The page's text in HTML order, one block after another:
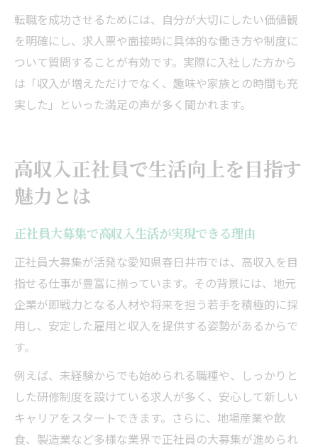
転職を成功させるためには、自分が大切にしたい価値観
を明確にし、求人票や面接時に具体的な働き方や制度に
ついて質問することが有効です。実際に入社した方から
は「収入が増えただけでなく、趣味や家族との時間も充
実した」といった満足の声が多く聞かれます。
高収入正社員で生活向上を目指す
魅力とは
正社員大募集で高収入生活が実現できる理由
正社員大募集が活発な愛知県春日井市では、高収入を目
指せる仕事が豊富に揃っています。その背景には、地元
企業が即戦力となる人材や将来を担う若手を積極的に採
用し、安定した雇用と収入を提供する姿勢があるからで
す。
例えば、未経験からでも始められる職種や、しっかりと
した研修制度を設けている求人が多く、安心して新しい
キャリアをスタートできます。さらに、地場産業や飲
食、製造業など多様な業界で正社員の大募集が進められ